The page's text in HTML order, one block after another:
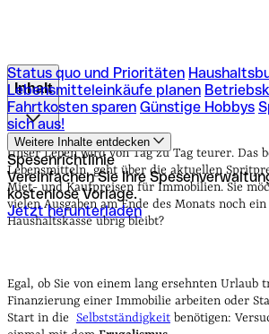
Status quo und Prioritäten
Lebensmitteleinkäufe planen
Fahrtkosten sparen Günstige Hobbys
sich aus!
Weitere Inhalte entdecken
Spesenrichtlinie
Vereinfachen Sie Ihre
kostenlose Vorlage.
Jetzt herunterladen
Inhalt
Status quo und Prioritäten
Lebensmitteleinkäufe planen
Fahrtkosten sparen Günstige Hobbys
sich aus!
Unser Leben wird von Tag zu Tag teurer. Das
Lebensmitteln, geht über die aktuellen
Miet- und Kaufpreisen für Immobilien. Sie
vielen Ausgaben am Ende des Monats noch
Haushaltskasse übrig bleibt?
Egal, ob Sie von einem lang ersehnten Urlaub
Finanzierung einer Immobilie arbeiten oder
Start in die Selbstständigkeit benötigen: